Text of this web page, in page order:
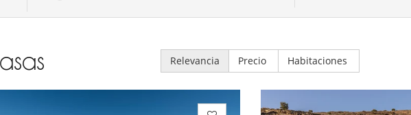
Relevancia Precio Habitaciones